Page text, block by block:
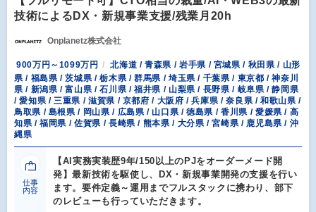
技術によるDX・新規事業支援/残業月20h
Onplanetz株式会社
900万円～1099万円
北海道 / 青森県 / 岩手県 / 宮城県 / 秋田県 / 山形
県 / 福島県 / 茨城県 / 栃木県 / 群馬県 / 埼玉県 / 千葉県 / 東京都 / 神奈川
県 / 新潟県 / 富山県 / 石川県 / 福井県 / 山梨県 / 長野県 / 岐阜県 / 静岡県
/ 愛知県 / 三重県 / 滋賀県 / 京都府 / 大阪府 / 兵庫県 / 奈良県 / 和歌山県 /
鳥取県 / 島根県 / 岡山県 / 広島県 / 山口県 / 徳島県 / 香川県 / 愛媛県 / 高
知県 / 福岡県 / 佐賀県 / 長崎県 / 熊本県 / 大分県 / 宮崎県 / 鹿児島県 / 沖
縄県
仕事
内容
【AI実務実装歴9年/150以上のPJをオーダーメード開
発】最新技術を駆使し、DX・新規事業開発の支援を行い
ます。要件定義～運用までフルスタックに携わり、部下
のレビューも行っていただきます。